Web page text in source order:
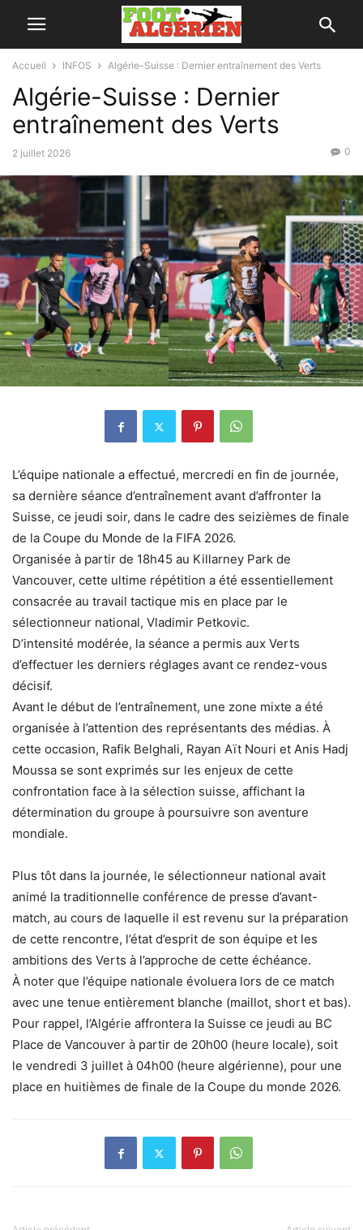
Accueil INFOS Algérie-Suisse : Dernier entraînement des Verts
Algérie-Suisse : Dernier
entraînement des Verts
2 juillet 2026 0
L’équipe nationale a effectué, mercredi en fin de journée,
sa dernière séance d’entraînement avant d’affronter la
Suisse, ce jeudi soir, dans le cadre des seizièmes de finale
de la Coupe du Monde de la FIFA 2026.
Organisée à partir de 18h45 au Killarney Park de
Vancouver, cette ultime répétition a été essentiellement
consacrée au travail tactique mis en place par le
sélectionneur national, Vladimir Petkovic.
D’intensité modérée, la séance a permis aux Verts
d’effectuer les derniers réglages avant ce rendez-vous
décisif.
Avant le début de l’entraînement, une zone mixte a été
organisée à l’attention des représentants des médias. À
cette occasion, Rafik Belghali, Rayan Aït Nouri et Anis Hadj
Moussa se sont exprimés sur les enjeux de cette
confrontation face à la sélection suisse, affichant la
détermination du groupe à poursuivre son aventure
mondiale.
Plus tôt dans la journée, le sélectionneur national avait
animé la traditionnelle conférence de presse d’avant-
match, au cours de laquelle il est revenu sur la préparation
de cette rencontre, l’état d’esprit de son équipe et les
ambitions des Verts à l’approche de cette échéance.
À noter que l’équipe nationale évoluera lors de ce match
avec une tenue entièrement blanche (maillot, short et bas).
Pour rappel, l’Algérie affrontera la Suisse ce jeudi au BC
Place de Vancouver à partir de 20h00 (heure locale), soit
le vendredi 3 juillet à 04h00 (heure algérienne), pour une
place en huitièmes de finale de la Coupe du monde 2026.